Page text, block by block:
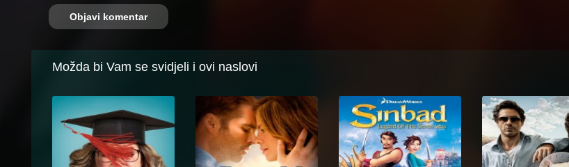
Možda bi Vam se svidjeli i ovi naslovi